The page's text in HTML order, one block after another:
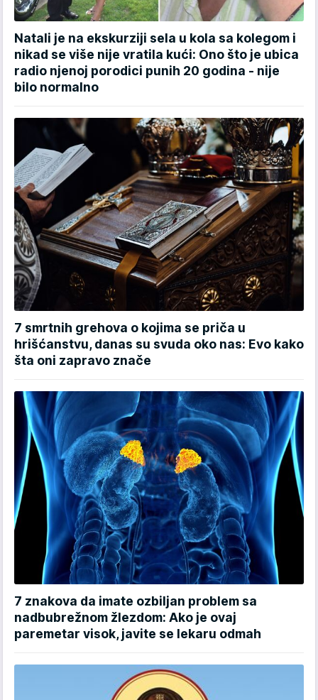
Natali je na ekskurziji sela u kola sa kolegom i
nikad se više nije vratila kući: Ono što je ubica
radio njenoj porodici punih 20 godina - nije
bilo normalno
7 smrtnih grehova o kojima se priča u
hrišćanstvu, danas su svuda oko nas: Evo kako
šta oni zapravo znače
7 znakova da imate ozbiljan problem sa
nadbubrežnom žlezdom: Ako je ovaj
paremetar visok, javite se lekaru odmah